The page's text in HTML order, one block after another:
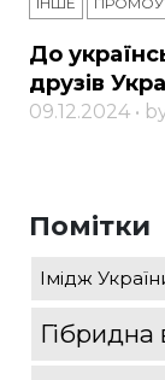
До
друзів
09.12.2024 •
Помітки
Імідж
Гібридна